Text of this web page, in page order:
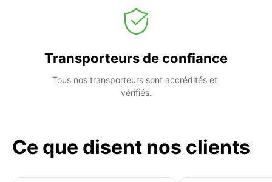
Transporteurs de confiance
Tous nos transporteurs sont accrédités et
vérifiés.
Ce que disent nos clients